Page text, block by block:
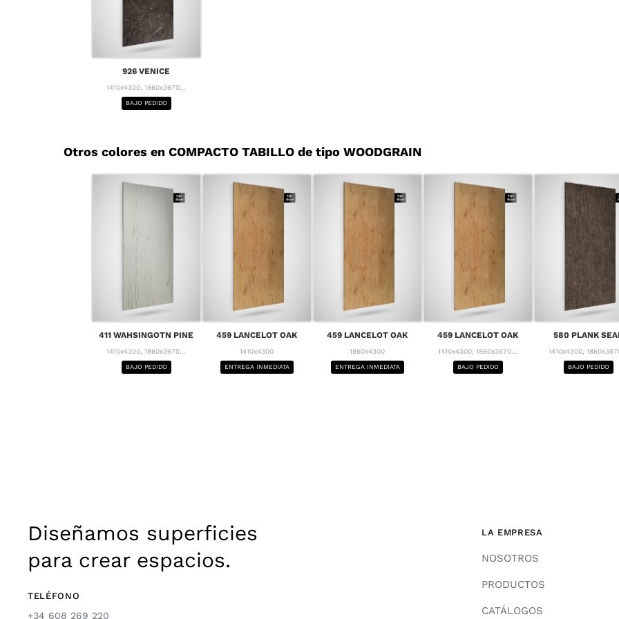
926 VENICE
1410x4300, 1860x3670...
BAJO PEDIDO
Otros colores en COMPACTO TABILLO de tipo WOODGRAIN
411 WAHSINGOTN PINE
1410x4300, 1860x3670...
BAJO PEDIDO
459 LANCELOT OAK
1410x4300
ENTREGA INMEDIATA
459 LANCELOT OAK
1860x4300
ENTREGA INMEDIATA
459 LANCELOT OAK
1410x4300, 1860x3670...
BAJO PEDIDO
580 PLANK
1410x4300,
BAJO PEDIDO
Diseñamos superficies
para crear espacios.
TELÉFONO
+34 608 269 220
LA EMPRESA
NOSOTROS
PRODUCTOS
CATÁLOGOS